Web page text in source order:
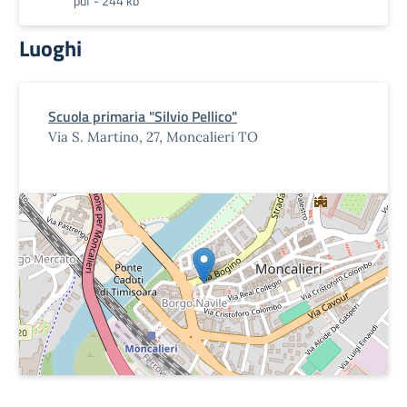
Luoghi
Scuola primaria "Silvio Pellico"
Via S. Martino, 27, Moncalieri TO